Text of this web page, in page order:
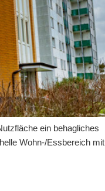
ein behagliches
Wohn-/Essbereich mit